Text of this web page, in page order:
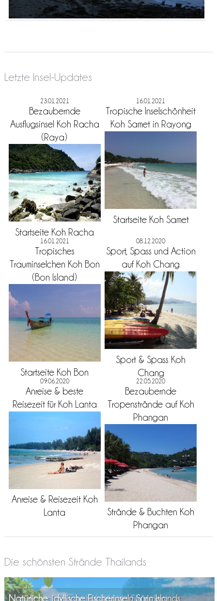
Letzte Insel-Updates
23.01.2021
Bezaubernde
Ausflugsinsel Koh Racha
(Raya)
Startseite Koh Racha
16.01.2021
Tropische Inselschönheit
Koh Samet in Rayong
Startseite Koh Samet
16.01.2021
Tropisches
Trauminselchen Koh Bon
(Bon Island)
Startseite Koh Bon
08.12.2020
Sport, Spass und Action
auf Koh Chang
Sport & Spass Koh
Chang
09.06.2020
Anreise & beste
Reisezeit für Koh Lanta
Anreise & Reisezeit Koh
Lanta
22.05.2020
Bezaubernde
Tropenstrände auf Koh
Phangan
Strände & Buchten Koh
Phangan
Die schönsten Strände Thailands
Badevergnügen an Koh Maaks Stränden
Natürliche, idyllische Fischerinseln Surin Islands